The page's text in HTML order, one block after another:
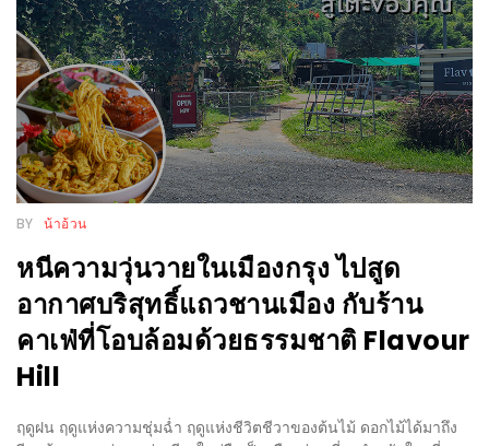
งาน
เดียว
ทั้ง
ช้อป
กิน
เที่ยว
พร้อม
โม
ชั่น
สำหรับ
คน
BY น้าอ้วน
หนีความวุ่นวายในเมืองกรุง ไปสูด
อากาศบริสุทธิ์แถวชานเมือง กับร้าน
คาเฟ่ที่โอบล้อมด้วยธรรมชาติ Flavour
Hill
ฤดูฝน ฤดูแห่งความชุ่มฉ่ำ ฤดูแห่งชีวิตชีวาของต้นไม้ ดอกไม้ได้มาถึง